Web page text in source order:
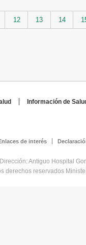
12 13 14
Información de
de interés
Dirección: Antiguo Hospital
derechos reservados